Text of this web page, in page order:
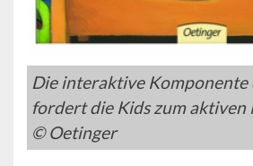
Die interaktive Komponente
fordert die Kids zum aktiven
© Oetinger